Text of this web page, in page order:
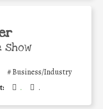
show
#Business/Industry
. .